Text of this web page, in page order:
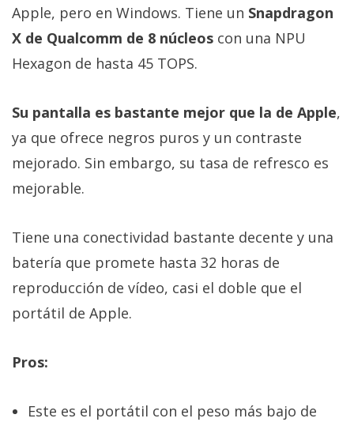
Apple, pero en Windows. Tiene un Snapdragon
X de Qualcomm de 8 núcleos con una NPU
Hexagon de hasta 45 TOPS.
Su pantalla es bastante mejor que la de Apple,
ya que ofrece negros puros y un contraste
mejorado. Sin embargo, su tasa de refresco es
mejorable.
Tiene una conectividad bastante decente y una
batería que promete hasta 32 horas de
reproducción de vídeo, casi el doble que el
portátil de Apple.
Pros:
Este es el portátil con el peso más bajo de